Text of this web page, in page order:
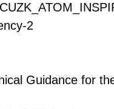
2
Guidance for